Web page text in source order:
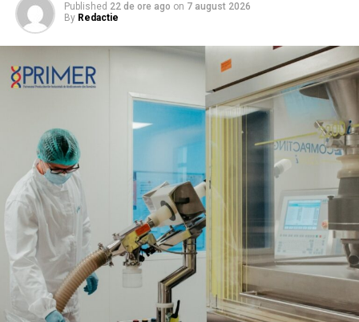
Published 22 de ore ago on 7 august 2026
By Redactie